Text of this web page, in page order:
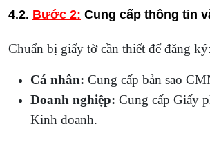
4.2. Bước 2: Cung cấp thông tin
Chuẩn bị giấy tờ cần thiết để đăng ký:
Cá nhân: Cung cấp bản sao
Doanh nghiệp: Cung cấp Giấy
Kinh doanh.